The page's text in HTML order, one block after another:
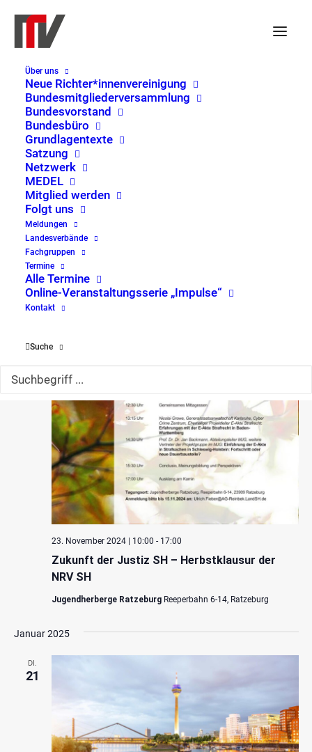
Über uns
Neue Richter*innenvereinigung
Bundesmitgliederversammlung
Bundesvorstand
Bundesbüro
Grundlagentexte
Satzung
Netzwerk
MEDEL
Mitglied werden
Folgt uns
Meldungen
Landesverbände
Fachgruppen
Termine
Alle Termine
Online-Veranstaltungsserie „Impulse“
Kontakt
Suche
Veranstaltungen
23.11.2024 - 21.05.2025
Datum
wählen.
November 2024
SA.
23
Zukunft der Justiz SH – Herbstklausur der
NRV SH
23. November 2024 | 10:00 - 17:00
Jugendherberge Ratzeburg Reeperbahn 6-14, Ratzeburg
Januar 2025
DI.
21